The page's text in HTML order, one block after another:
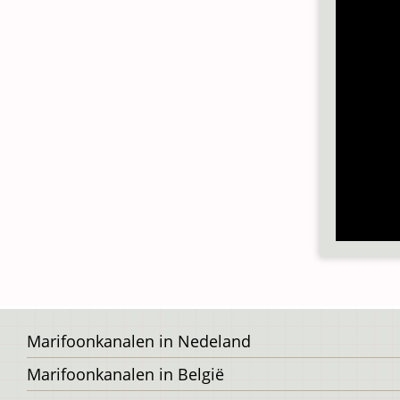
Voet
Marifoonkanalen in Nedeland
Marifoonkanalen in België